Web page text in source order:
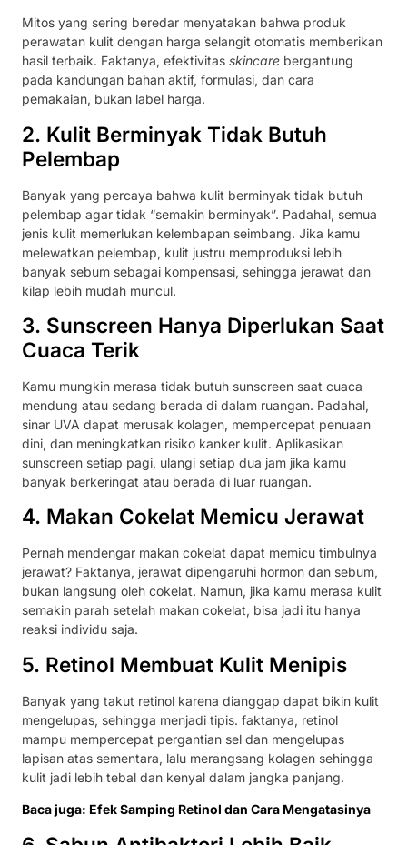
Mitos yang sering beredar menyatakan bahwa produk
perawatan kulit dengan harga selangit otomatis memberikan
hasil terbaik. Faktanya, efektivitas skincare bergantung
pada kandungan bahan aktif, formulasi, dan cara
pemakaian, bukan label harga.
2. Kulit Berminyak Tidak Butuh
Pelembap
Banyak yang percaya bahwa kulit berminyak tidak butuh
pelembap agar tidak “semakin berminyak”. Padahal, semua
jenis kulit memerlukan kelembapan seimbang. Jika kamu
melewatkan pelembap, kulit justru memproduksi lebih
banyak sebum sebagai kompensasi, sehingga jerawat dan
kilap lebih mudah muncul.
3. Sunscreen Hanya Diperlukan Saat
Cuaca Terik
Kamu mungkin merasa tidak butuh sunscreen saat cuaca
mendung atau sedang berada di dalam ruangan. Padahal,
sinar UVA dapat merusak kolagen, mempercepat penuaan
dini, dan meningkatkan risiko kanker kulit. Aplikasikan
sunscreen setiap pagi, ulangi setiap dua jam jika kamu
banyak berkeringat atau berada di luar ruangan.
4. Makan Cokelat Memicu Jerawat
Pernah mendengar makan cokelat dapat memicu timbulnya
jerawat? Faktanya, jerawat dipengaruhi hormon dan sebum,
bukan langsung oleh cokelat. Namun, jika kamu merasa kulit
semakin parah setelah makan cokelat, bisa jadi itu hanya
reaksi individu saja.
5. Retinol Membuat Kulit Menipis
Banyak yang takut retinol karena dianggap dapat bikin kulit
mengelupas, sehingga menjadi tipis. faktanya, retinol
mampu mempercepat pergantian sel dan mengelupas
lapisan atas sementara, lalu merangsang kolagen sehingga
kulit jadi lebih tebal dan kenyal dalam jangka panjang.
Baca juga: Efek Samping Retinol dan Cara Mengatasinya